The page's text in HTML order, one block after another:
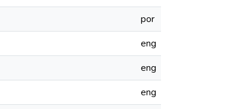
por
eng
eng
eng